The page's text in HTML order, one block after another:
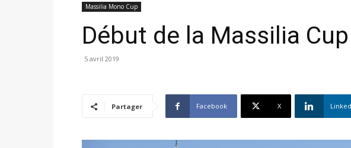
Massilia Mono Cup
Début de la Massilia Cup
5 avril 2019
Partager Facebook X